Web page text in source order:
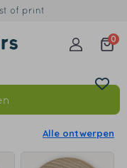
of print
0
Alle ontwerpen